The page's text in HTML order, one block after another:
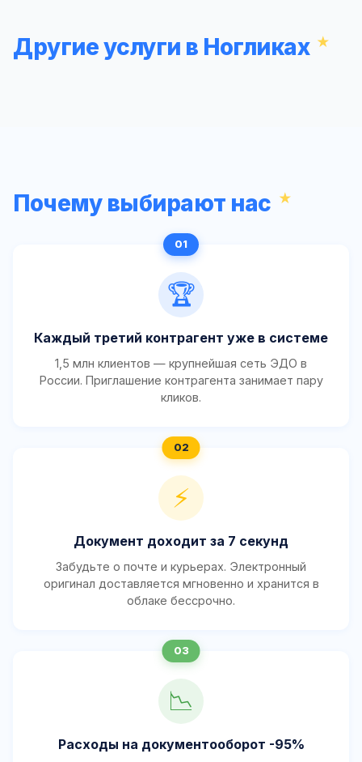
Другие услуги в Ногликах
Почему выбирают нас
🏆
Каждый третий контрагент уже в системе
1,5 млн клиентов — крупнейшая сеть ЭДО в
России. Приглашение контрагента занимает пару
кликов.
⚡
Документ доходит за 7 секунд
Забудьте о почте и курьерах. Электронный
оригинал доставляется мгновенно и хранится в
облаке бессрочно.
📉
Расходы на документооборот -95%